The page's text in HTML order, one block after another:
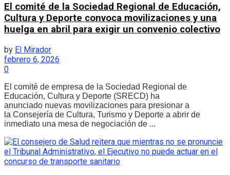
El comité de la Sociedad Regional de Educación,
Cultura y Deporte convoca movilizaciones y una
huelga en abril para exigir un convenio colectivo
by El Mirador
febrero 6, 2026
0
El comité de empresa de la Sociedad Regional de
Educación, Cultura y Deporte (SRECD) ha
anunciado nuevas movilizaciones para presionar a
la Consejería de Cultura, Turismo y Deporte a abrir de
inmediato una mesa de negociación de ...